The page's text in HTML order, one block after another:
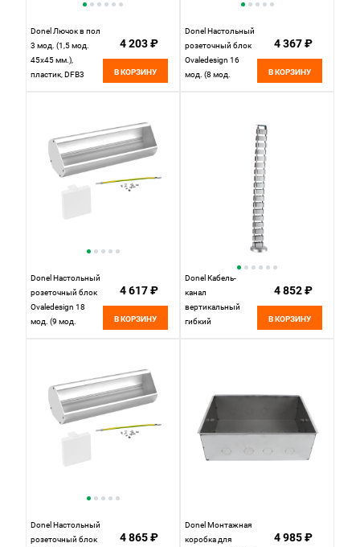
Donel Лючок в пол
3 мод. (1,5 мод.
45х45 мм.),
пластик, DFB3
4 203 ₽
В КОРЗИНУ
Donel Настольный
розеточный блок
Ovaledesign 16
мод. (8 мод.
4 367 ₽
В КОРЗИНУ
Donel Настольный
розеточный блок
Ovaledesign 18
мод. (9 мод.
4 617 ₽
В КОРЗИНУ
Donel Кабель-
канал
вертикальный
гибкий
4 852 ₽
В КОРЗИНУ
Donel Настольный
розеточный блок
4 865 ₽
Donel Монтажная
коробка для
4 985 ₽